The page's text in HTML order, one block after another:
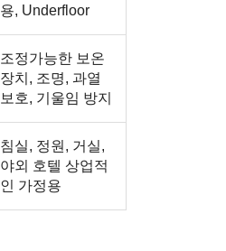
용, Underfloor
조정가능한 보온
장치, 조명, 과열
보호, 기울임 방지
침실, 정원, 거실,
야외 호텔 상업적
인 가정용